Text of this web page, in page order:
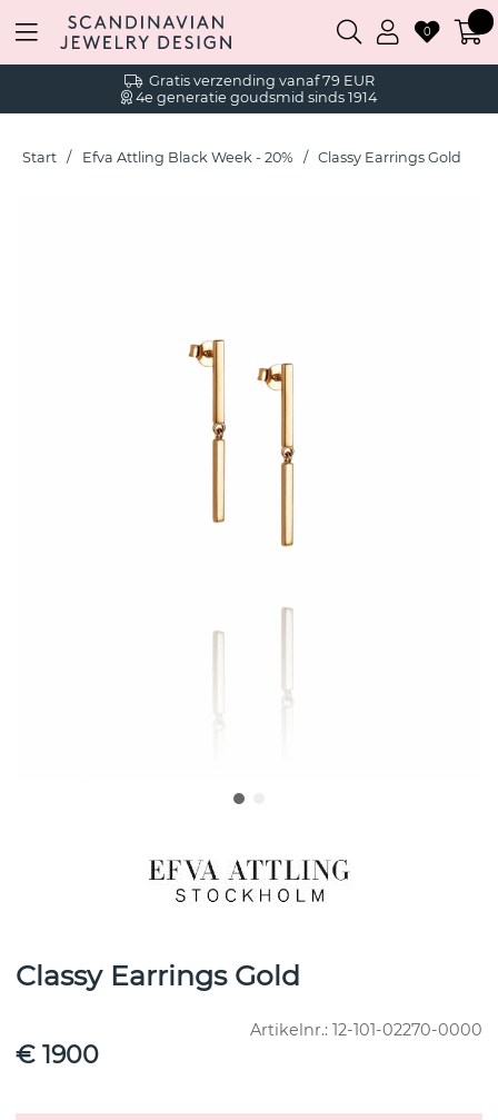
Gratis verzending vanaf 79 EUR
4e generatie goudsmid sinds 1914
0
Start Efva Attling Black Week - 20% Classy Earrings Gold
Classy Earrings Gold
Artikelnr.: 12-101-02270-0000
€ 1900